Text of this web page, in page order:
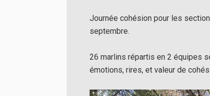
Journée cohésion pour les
septembre.
26 marlins répartis en 2 équipes
émotions, rires, et valeur de